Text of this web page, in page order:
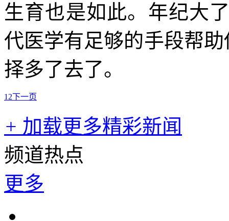
生育也是如此。年纪大
代医学有足够的手段帮
择多了去了。
1 2下一页
+ 加载更多精彩新闻
频道热点
更多